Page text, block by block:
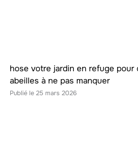
hose votre jardin en refuge pour
abeilles à ne pas manquer
25 mars 2026